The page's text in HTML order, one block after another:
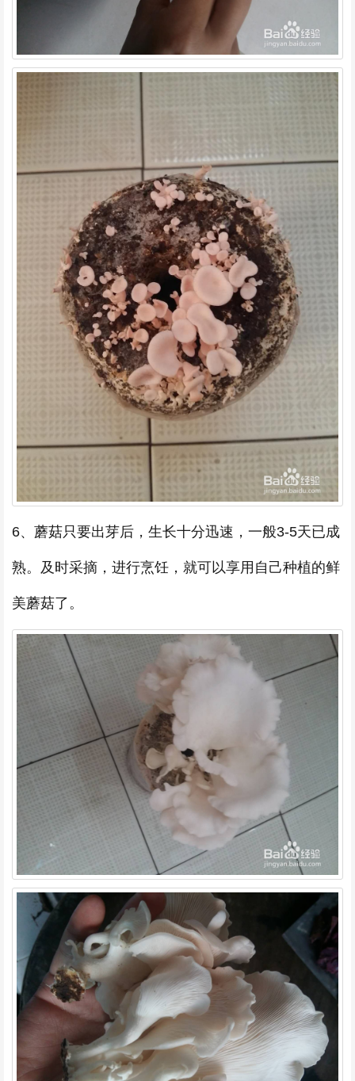
6、蘑菇只要出芽后，生长十分迅速，一般3-5天已成
熟。及时采摘，进行烹饪，就可以享用自己种植的鲜
美蘑菇了。